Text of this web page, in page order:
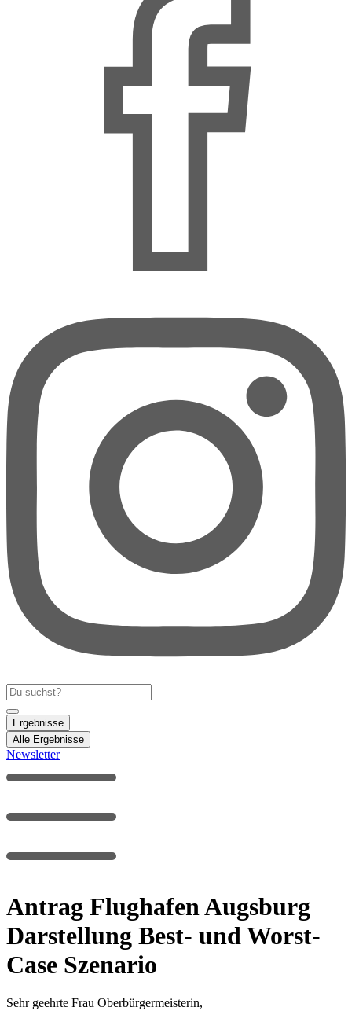
Search
...
Ergebnisse
Alle Ergebnisse
Newsletter
Antrag Flughafen Augsburg
Darstellung Best- und Worst-
Case Szenario
Sehr geehrte Frau Oberbürgermeisterin,